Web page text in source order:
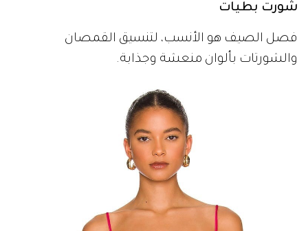
شورت بطيات
فصل الصيف هو الأنسب، لتنسيق القمصان
والشورتات بألوان منعشة وجذابة.